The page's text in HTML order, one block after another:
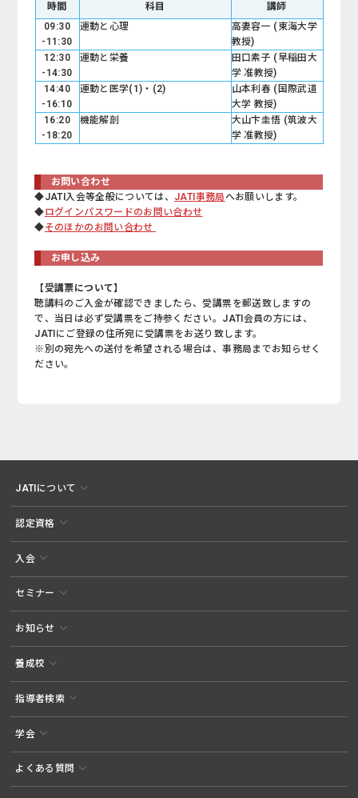
時間
科目
講師
09:30
-11:30
運動と心理
高妻容一 (東海大学
教授)
12:30
-14:30
運動と栄養
田口素子 (早稲田大
学 准教授)
14:40
-16:10
運動と医学(1)・(2)
山本利春 (国際武道
大学 教授)
16:20
-18:20
機能解剖
大山卞圭悟 (筑波大
学 准教授)
お問い合わせ
◆JATI入会等全般については、 JATI事務局へお願いします。
◆ログインパスワードのお問い合わせ
◆そのほかのお問い合わせ
お申し込み
【受講票について】
聴講料のご入金が確認できましたら、受講票を郵送致しますの
で、当日は必ず受講票をご持参ください。JATI会員の方には、
JATIにご登録の住所宛に受講票をお送り致します。
※別の宛先への送付を希望される場合は、事務局までお知らせく
ださい。
JATIについて
認定資格
入会
セミナー
お知らせ
養成校
指導者検索
学会
よくある質問